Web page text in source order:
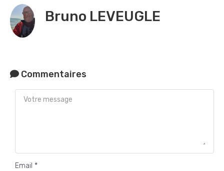
Bruno LEVEUGLE
Commentaires
Email *